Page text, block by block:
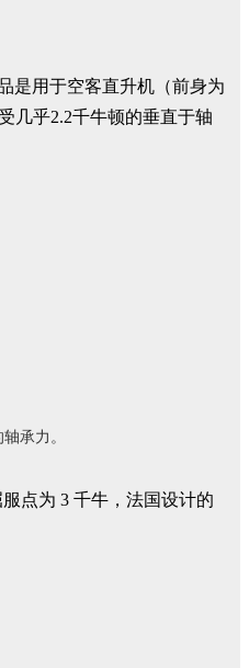
是用于空客直升机（前身为
几乎2.2千牛顿的垂直于轴
承力。
点为 3 千牛，法国设计的